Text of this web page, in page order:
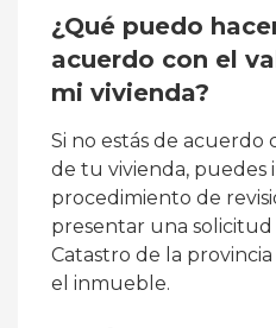
¿Qué puedo
acuerdo con el
mi vivienda?
Si no estás de acuerdo
de tu vivienda, puedes
procedimiento de
presentar una solicitud
Catastro de la
el inmueble.